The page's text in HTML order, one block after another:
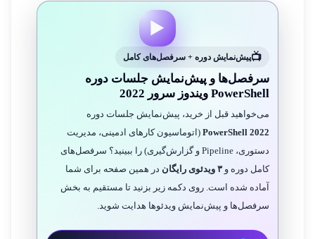
▶️
پیش‌نمایش دوره + سرفصل‌های کامل
سرفصل‌ها و پیش‌نمایش جلسات دوره
PowerShell ویندوز سرور 2022
می‌خواهید قبل از خرید، پیش‌نمایش جلسات دوره
PowerShell 2022(اتوماسیون کارهای ادمینی، مدیریت
دستوری، Pipeline و گزارش‌گیری) را ببینید؟ سرفصل‌های
کامل دوره و ۳ ویدئوی رایگان
در همین صفحه برای شما
آماده شده است. روی دکمه زیر بزنید تا مستقیم به بخش
سرفصل‌ها و پیش‌نمایش ویدئوها هدایت شوید.